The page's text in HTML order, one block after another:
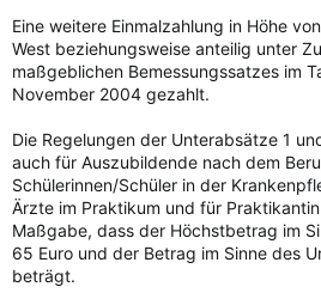
Eine weitere Einmalzahlung in Höhe
West beziehungsweise anteilig unter
maßgeblichen Bemessungssatzes im
November 2004 gezahlt.
Die Regelungen der Unterabsätze 1
auch für Auszubildende nach dem
Schülerinnen/Schüler in der
Ärzte im Praktikum und für
Maßgabe, dass der Höchstbetrag im
65 Euro und der Betrag im Sinne des
beträgt.